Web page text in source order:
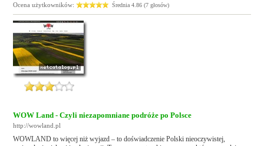
Ocena użytkowników:
Średnia 4.86 (7 głosów)
WOW Land - Czyli niezapomniane podróże po Polsce
http://wowland.pl
WOWLAND to więcej niż wyjazd – to doświadczenie Polski nieoczywistej,